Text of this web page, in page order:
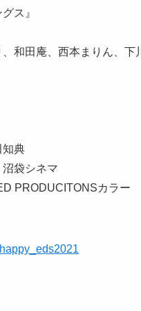
ス』
和田庵、西本まりん、下
知典
袋シネマ
PRODUCITONSカラー